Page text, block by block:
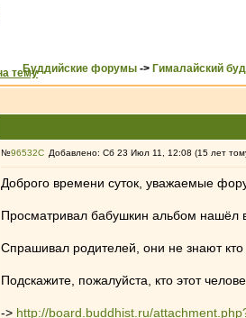
Буддийские форумы -> Гималайский
№96532 Добавлено: Сб 23 Июл 11, 12:08 (15 лет
Доброго времени суток, уважаемые
Просматривал бабушкин альбом нашёл
Спрашивал родителей, они не знают
Подскажите, пожалуйста, кто этот
-> http://board.buddhist.ru/